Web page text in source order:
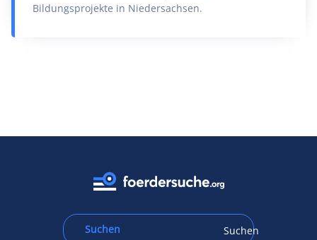
Bildungsprojekte in Niedersachsen.
Suchen